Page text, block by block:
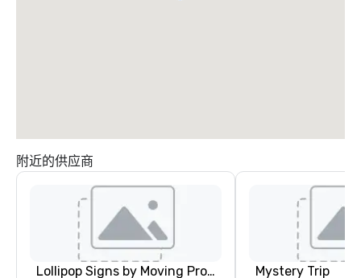
附近的供应商
Lollipop Signs by Moving Products Mystery Trip